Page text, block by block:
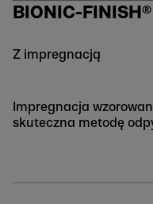
BIONIC-FINISH®
Z impregnacją
Impregnacja
skuteczna metodę